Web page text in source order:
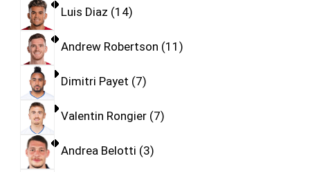
Luis Diaz 14
Andrew Robertson 11
Dimitri Payet 7
Valentin Rongier 7
Andrea Belotti 3